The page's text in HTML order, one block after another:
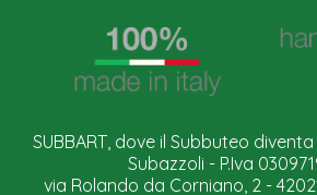
SUBBART, dove il Subbuteo
Subazzoli - P.Iva
via Rolando da Corniano, 2 -